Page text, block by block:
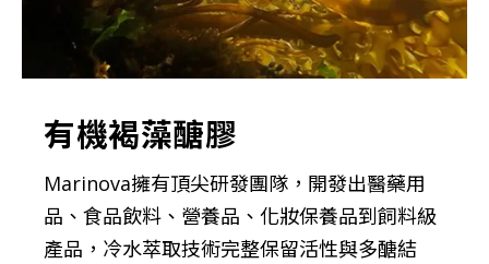
有機褐藻醣膠
Marinova擁有頂尖研發團隊，開發出醫藥用
品、食品飲料、營養品、化妝保養品到飼料級
產品，冷水萃取技術完整保留活性與多醣結